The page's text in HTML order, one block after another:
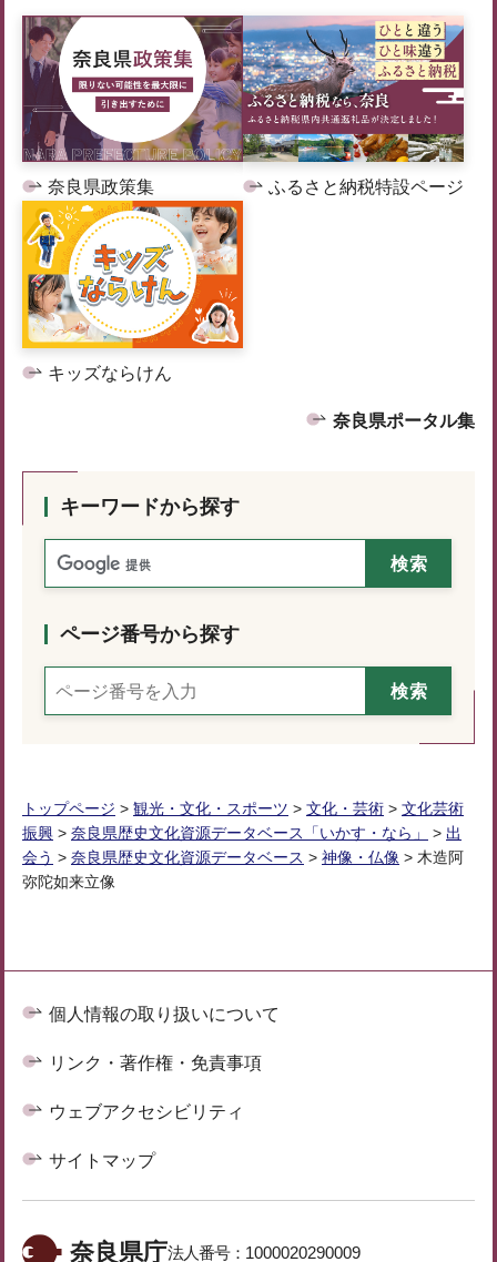
奈良県政策集 ふるさと納税特設ページ
キッズならけん
奈良県ポータル集
キーワードから探す
ページ番号から探す
トップページ > 観光・文化・スポーツ > 文化・芸術 > 文化芸術
振興 > 奈良県歴史文化資源データベース「いかす・なら」 > 出
会う > 奈良県歴史文化資源データベース > 神像・仏像 > 木造阿
弥陀如来立像
個人情報の取り扱いについて
リンク・著作権・免責事項
ウェブアクセシビリティ
サイトマップ
奈良県庁法人番号： 1000020290009